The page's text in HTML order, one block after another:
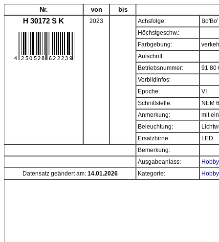
Nr. von bis
H 30172 S K 2023 Achsfolge:
Bo'Bo'
Höchstgeschw.:
Farbgebung:
Aufschrift:
Betriebsnummer:
91 80
Vorbildinfos:
Epoche:
VI
Schnittstelle:
NEM
Anmerkung:
mit
Beleuchtung:
Ersatzbirne:
LED
Bemerkung:
Ausgabeanlass:
Datensatz geändert am: 14.01.2026 Kategorie: